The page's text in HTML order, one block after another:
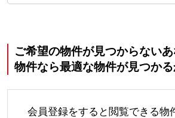
ご希望の物件が見つからない
物件なら最適な物件が見つかる
会員登録をすると閲覧できる物